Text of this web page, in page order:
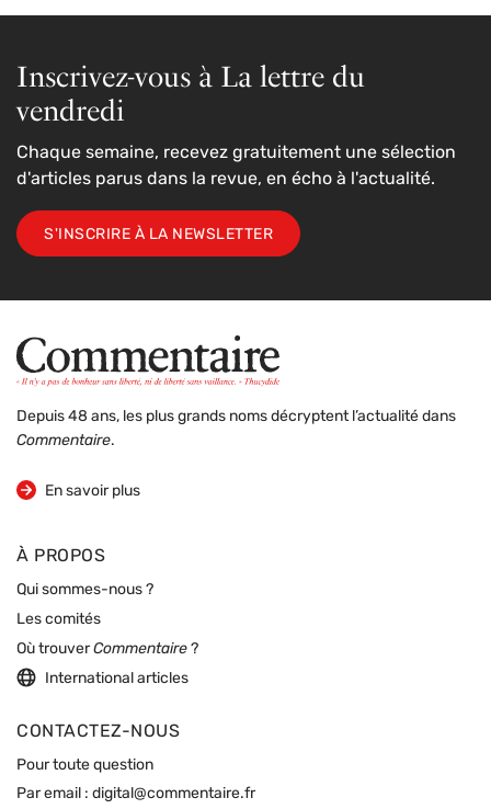
Inscrivez-vous à La lettre du
vendredi
Chaque semaine, recevez gratuitement une sélection
d'articles parus dans la revue, en écho à l'actualité.
S'INSCRIRE À LA NEWSLETTER
Depuis 48 ans, les plus grands noms décryptent l’actualité dans
Commentaire.
En savoir plus
sur la revue
À PROPOS
Qui sommes-nous ?
Les comités
Où trouverCommentaire ?
International articles
CONTACTEZ-NOUS
Pour toute question
Par email : digital@commentaire.fr